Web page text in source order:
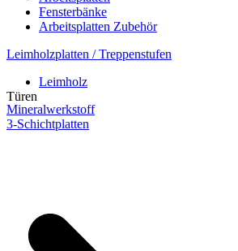
Fensterbänke
Arbeitsplatten Zubehör
Leimholzplatten / Treppenstufen
Leimholz
Mineralwerkstoff
3-Schichtplatten
Türen